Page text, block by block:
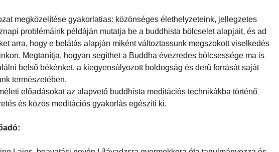
megközelítése gyakorlatias: közönséges élethelyzeteink, jellegzetes
problémáink példáján mutatja be a buddhista bölcselet alapjait, és ad
arra, hogy e belátás alapján miként változtassunk megszokott viselkedés
Megtanítja, hogyan segíthet a Buddha évezredes bölcsessége ma is
belső békénket, a kiegyensúlyozott boldogság és derű forrását saját
természetében.
előadásokat az alapvető buddhista meditációs technikákba történő
és közös meditációs gyakorlás egészíti ki.